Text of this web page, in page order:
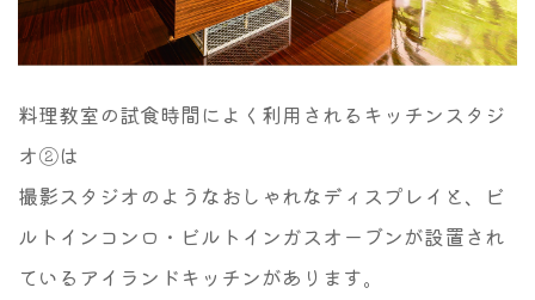
料理教室の試食時間によく利用されるキッチンスタジ
オ②は
撮影スタジオのようなおしゃれなディスプレイと、ビ
ルトインコンロ・ビルトインガスオーブンが設置され
ているアイランドキッチンがあります。